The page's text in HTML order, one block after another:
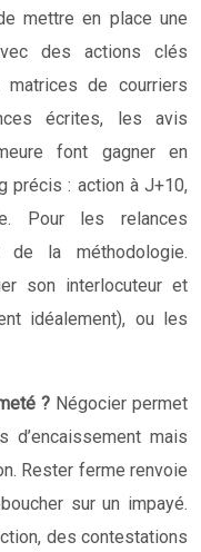
mettre en place une
des actions clés
de courriers
écrites, les avis
font gagner en
précis : action à J+10,
Pour les relances
la méthodologie.
son interlocuteur et
idéalement), ou les
? Négocier permet
mais
Rester ferme renvoie
sur un impayé.
des contestations